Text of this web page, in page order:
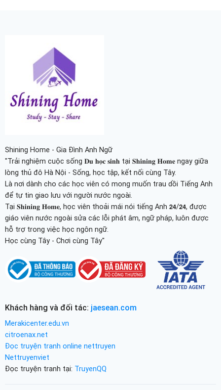
Shining Home - Gia Đình Anh Ngữ
"Trải nghiệm cuộc sống 𝐃𝐮 𝐡𝐨̣𝐜 𝐬𝐢𝐧𝐡 tại 𝐒𝐡𝐢𝐧𝐢𝐧𝐠 𝐇𝐨𝐦𝐞 ngay giữa
lòng thủ đô Hà Nội - Sống, học tập, kết nối cùng Tây.
Là nơi dành cho các học viên có mong muốn trau dồi Tiếng Anh
để tự tin giao lưu với người nước ngoài.
Tại 𝐒𝐡𝐢𝐧𝐢𝐧𝐠 𝐇𝐨𝐦𝐞, học viên thoải mái nói tiếng Anh 𝟮𝟰/𝟮𝟰, được
giáo viên nước ngoài sửa các lỗi phát âm, ngữ pháp, luôn được
hỗ trợ trong việc học ngôn ngữ.
Học cùng Tây - Chơi cùng Tây"
Khách hàng và đối tác: jaesean.com
Merakicenter.edu.vn
citroenax.net
Đọc truyện tranh online nettruyen
Nettruyenviet
Đọc truyện tranh tại: TruyenQQ